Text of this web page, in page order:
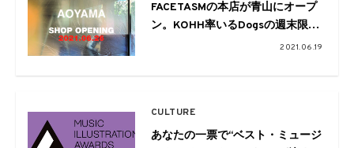
FACETASMの本店が青山にオープ
ン。KOHH率いるDogsの週末限定
2021.06.19
CULTURE
あなたの一票で“ベスト・ミュージ